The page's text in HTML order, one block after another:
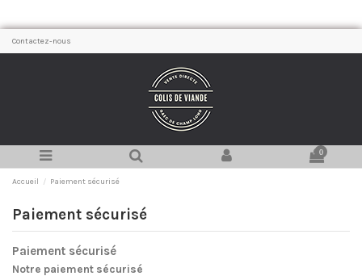
Contactez-nous
0
Accueil Paiement sécurisé
Paiement sécurisé
Paiement sécurisé
Notre paiement sécurisé